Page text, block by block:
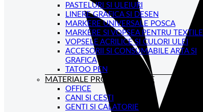
PASTELURI SI ULEIURI
LINERE GRAFICA SI DESEN
MARKERE UNIVERSALE POSCA
MARKERE SI VOPSEA PENTRU TEXTILE
VOPSELE ACRILICE SI CULORI ULEI
ACCESORII SI CONSUMABILE ARTA SI
GRAFICA
TATOO PEN
MATERIALE PROMOTIONALE
OFFICE
CANI SI CESTI
GENTI SI CALATORIE